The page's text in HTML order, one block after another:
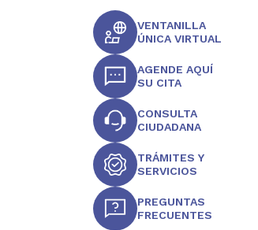
VENTANILLA
ÚNICA VIRTUAL
AGENDE AQUÍ
SU CITA
CONSULTA
CIUDADANA
TRÁMITES Y
SERVICIOS
PREGUNTAS
FRECUENTES